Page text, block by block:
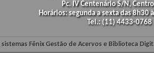
Pc. IV Centenário S/N,
Horários: segunda a sexta das
Tel.: (11) 4433-
sistemas Fênix Gestão de Acervos e Biblioteca